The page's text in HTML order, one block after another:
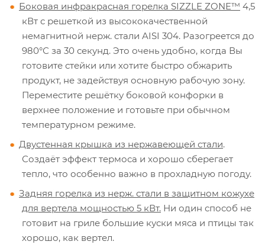
Боковая инфракрасная горелка SIZZLE ZONE™ 4,5
кВт с решеткой из высококачественной
немагнитной нерж. стали AISI 304. Разогреется до
980°С за 30 секунд. Это очень удобно, когда Вы
готовите стейки или хотите быстро обжарить
продукт, не задействуя основную рабочую зону.
Переместите решётку боковой конфорки в
верхнее положение и готовьте при обычном
температурном режиме.
Двустенная крышка из нержавеющей стали.
Создаёт эффект термоса и хорошо сберегает
тепло, что особенно важно в прохладную погоду.
Задняя горелка из нерж. стали в защитном кожухе
для вертела мощностью 5 кВт. Ни один способ не
готовит на гриле большие куски мяса и птицы так
хорошо, как вертел.